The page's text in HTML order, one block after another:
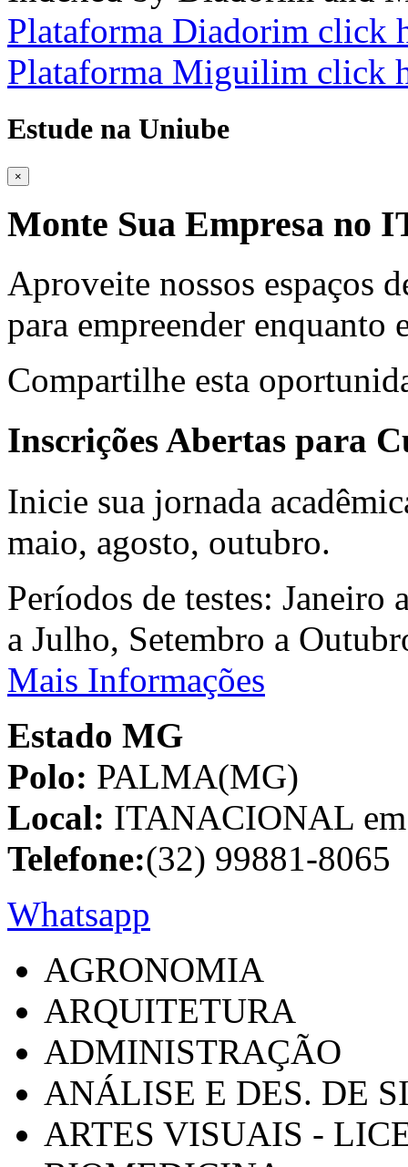
Plataforma Diadorim click
Plataforma Miguilim click
Estude na Uniube
×
Monte Sua Empresa no
Aproveite nossos espaços
para empreender enquanto
Compartilhe esta
Inscrições Abertas para
Inicie sua jornada
maio, agosto, outubro.
Períodos de testes:
a Julho, Setembro a
Mais Informações
Estado MG
Polo: PALMA(MG)
Local: ITANACIONAL
Telefone:(32) 99881-8065
Whatsapp
AGRONOMIA
ARQUITETURA
ADMINISTRAÇÃO
ANÁLISE E DES. DE
ARTES VISUAIS -